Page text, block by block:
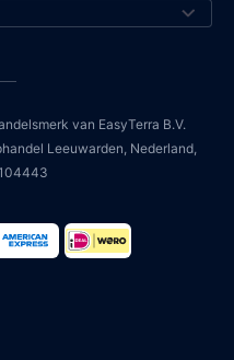
van EasyTerra B.V.
Leeuwarden, Nederland,